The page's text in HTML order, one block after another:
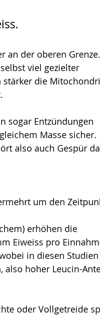
an der oberen
viel gezielter
die
sogar Entzündungen
Masse sicher.
also auch Gespür
um den
erhöhen die
Eiweiss pro
in diesen
also hoher Leucin-
oder Vollgetreide